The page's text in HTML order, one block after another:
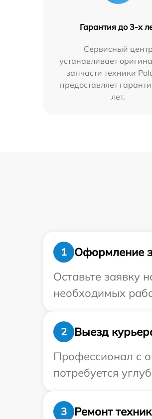
Гарантия до 3-х
Сервисный центр
устанавливает
запчасти техники
предоставляет
лет.
1
Оформление
Оставьте заявку
необходимых
2
Выезд
Профессионал с
потребуется
3
Ремонт